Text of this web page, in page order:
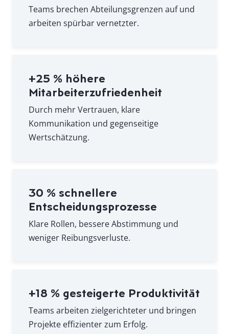
Teams brechen Abteilungsgrenzen auf und
arbeiten spürbar vernetzter.
+25 % höhere
Mitarbeiterzufriedenheit
Durch mehr Vertrauen, klare
Kommunikation und gegenseitige
Wertschätzung.
30 % schnellere
Entscheidungsprozesse
Klare Rollen, bessere Abstimmung und
weniger Reibungsverluste.
+18 % gesteigerte Produktivität
Teams arbeiten zielgerichteter und bringen
Projekte effizienter zum Erfolg.